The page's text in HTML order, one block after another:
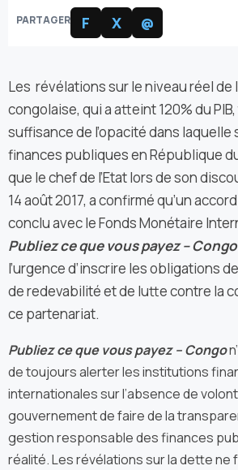
PARTAGER F X @
Les révélations sur le niveau réel de
congolaise, qui a atteint 120% du
suffisance de l’opacité dans laquelle
finances publiques en République
que le chef de l’Etat lors de son
14 août 2017, a confirmé qu’un
conclu avec le Fonds Monétaire
Publiez ce que vous payez – Congo
l’urgence d’inscrire les obligations
de redevabilité et de lutte contre la
ce partenariat.
Publiez ce que vous payez – Congo
de toujours alerter les institutions
internationales sur l’absence de
gouvernement de faire de la
gestion responsable des finances
réalité. Les révélations sur la dette ne